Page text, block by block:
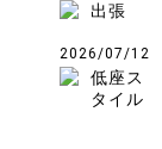
出張
2026/07/12
低座ス
タイル